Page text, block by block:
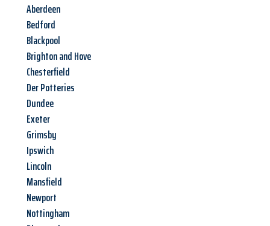
Aberdeen
Bedford
Blackpool
Brighton and Hove
Chesterfield
Der Potteries
Dundee
Exeter
Grimsby
Ipswich
Lincoln
Mansfield
Newport
Nottingham